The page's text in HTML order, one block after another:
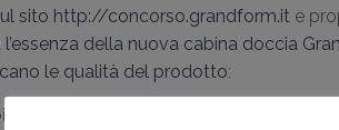
sito http://concorso.grandform.it e
della nuova cabina doccia
le qualità del prodotto:
ovvero il colore dominante che